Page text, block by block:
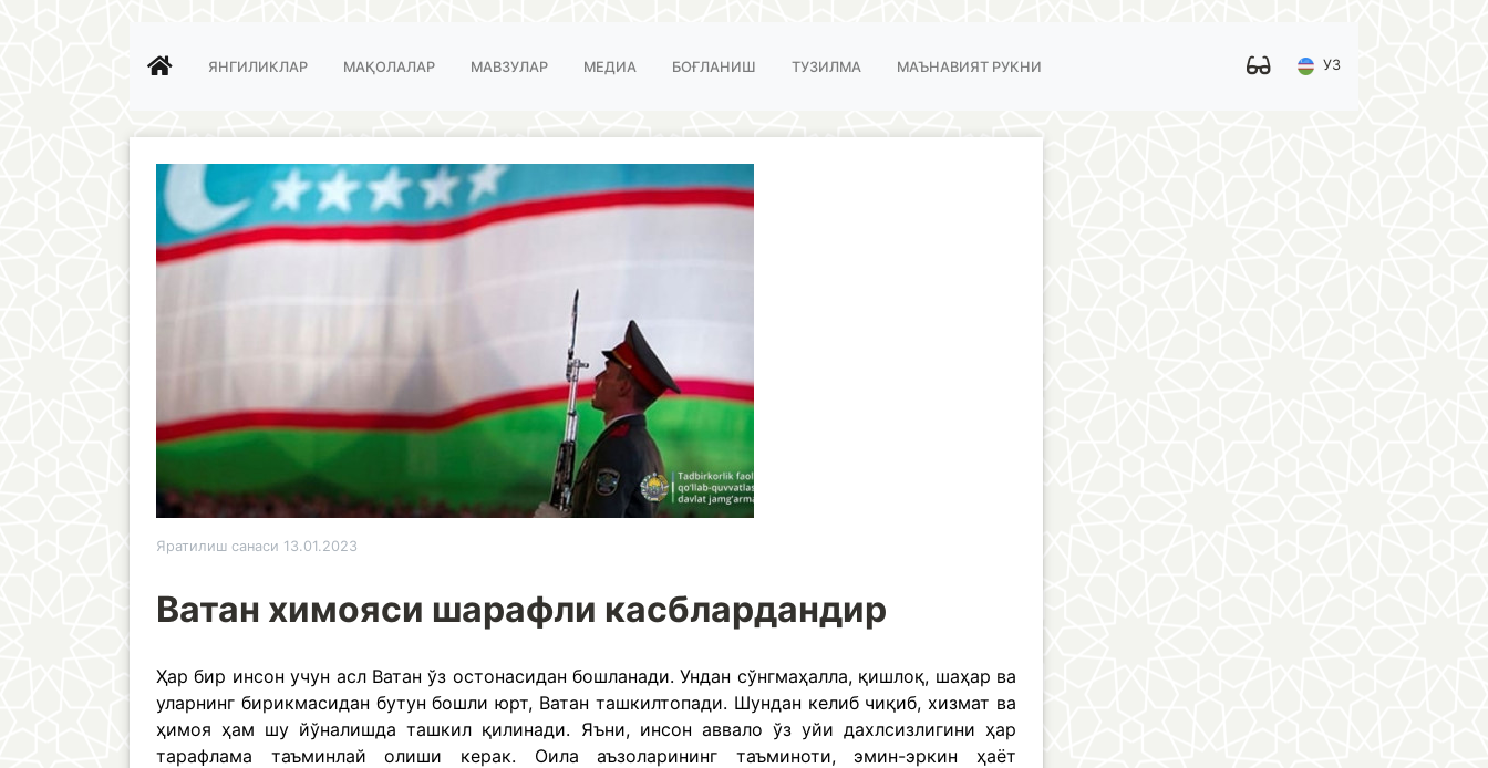
УЗ
ЯНГИЛИКЛАР МАҚОЛАЛАР МАВЗУЛАР МЕДИА БОҒЛАНИШ ТУЗИЛМА МАЪНАВИЯТ РУКНИ
Яратилиш санаси 13.01.2023
Ватан химояси шарафли касблардандир
Ҳар бир инсон учун асл Ватан ўз остонасидан бошланади. Ундан сўнгмаҳалла, қишлоқ, шаҳар ва
уларнинг бирикмасидан бутун бошли юрт, Ватан ташкилтопади. Шундан келиб чиқиб, хизмат ва
ҳимоя ҳам шу йўналишда ташкил қилинади. Яъни, инсон аввало ўз уйи дахлсизлигини ҳар
тарафлама таъминлай олиши керак. Оила аъзоларининг таъминоти, эмин-эркин ҳаёт